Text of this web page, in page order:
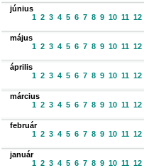
június
1 2 3 4 5 6 7 8 9 10 11 12
május
1 2 3 4 5 6 7 8 9 10 11 12
április
1 2 3 4 5 6 7 8 9 10 11 12
március
1 2 3 4 5 6 7 8 9 10 11 12
február
1 2 3 4 5 6 7 8 9 10 11 12
január
1 2 3 4 5 6 7 8 9 10 11 12